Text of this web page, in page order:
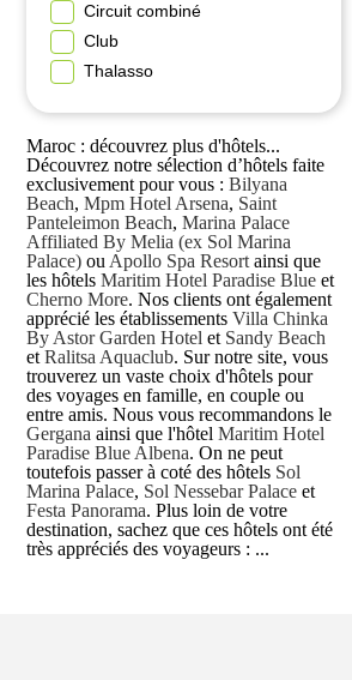
Circuit combiné
Club
Thalasso
Maroc : découvrez plus d'hôtels...
Découvrez notre sélection d’hôtels faite
exclusivement pour vous : Bilyana
Beach, Mpm Hotel Arsena, Saint
Panteleimon Beach, Marina Palace
Affiliated By Melia (ex Sol Marina
Palace) ou Apollo Spa Resort ainsi que
les hôtels Maritim Hotel Paradise Blue et
Cherno More. Nos clients ont également
apprécié les établissements Villa Chinka
By Astor Garden Hotel et Sandy Beach
et Ralitsa Aquaclub. Sur notre site, vous
trouverez un vaste choix d'hôtels pour
des voyages en famille, en couple ou
entre amis. Nous vous recommandons le
Gergana ainsi que l'hôtel Maritim Hotel
Paradise Blue Albena. On ne peut
toutefois passer à coté des hôtels Sol
Marina Palace, Sol Nessebar Palace et
Festa Panorama. Plus loin de votre
destination, sachez que ces hôtels ont été
très appréciés des voyageurs : ...